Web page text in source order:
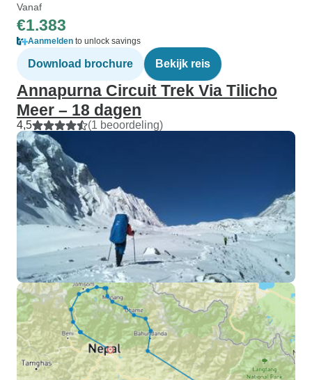
Vanaf
€1.383
Aanmelden to unlock savings
Download brochure Bekijk reis
Annapurna Circuit Trek Via Tilicho
Meer – 18 dagen
4,5 (1 beoordeling)